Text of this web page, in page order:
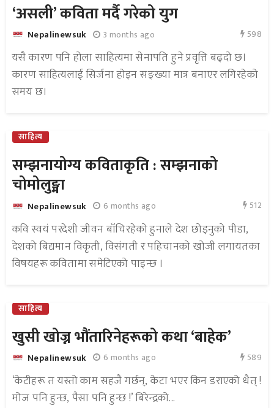
‘असली’ कविता मर्दै गरेको युग
Nepalinewsuk 3 months ago 598
यसै कारण पनि होला साहित्यमा सेनापति हुने प्रवृत्ति बढ्दो छ।
कारण साहित्यलाई सिर्जना होइन सङ्ख्या मात्र बनाएर लगिरहेको
समय छ।
साहित्य
सम्झनायोग्य कविताकृति : सम्झनाको
चोमोलुङ्मा
Nepalinewsuk 6 months ago 512
कवि स्वयं परदेशी जीवन बाँचिरहेको हुनाले देश छोड्नुको पीडा,
देशको बिद्यमान विकृती, विसंगती र पहिचानको खोजी लगायतका
विषयहरू कवितामा समेटिएको पाइन्छ ।
साहित्य
खुसी खोज्न भौंतारिनेहरूको कथा ‘बाहेक’
Nepalinewsuk 6 months ago 589
‘केटीहरू त यस्तो काम सहजै गर्छन्, केटा भएर किन डराएको धैत् !
मोज पनि हुन्छ, पैसा पनि हुन्छ !’ बिरेन्द्रको...